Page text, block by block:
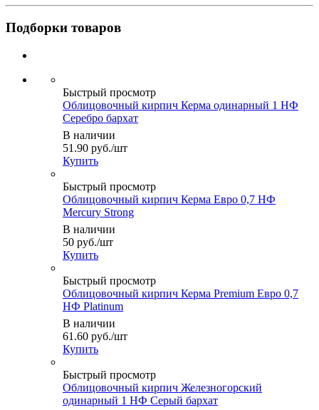
Подборки товаров
Быстрый просмотр
Облицовочный кирпич Керма одинарный 1 НФ
Серебро бархат
В наличии
51.90 руб./шт
Купить
Быстрый просмотр
Облицовочный кирпич Керма Евро 0,7 НФ
Mercury Strong
В наличии
50 руб./шт
Купить
Быстрый просмотр
Облицовочный кирпич Керма Premium Евро 0,7
НФ Platinum
В наличии
61.60 руб./шт
Купить
Быстрый просмотр
Облицовочный кирпич Железногорский
одинарный 1 НФ Серый бархат